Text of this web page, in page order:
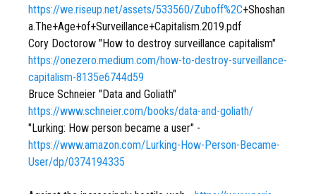
https://we.riseup.net/assets/533560/Zuboff%2C+Shoshan
a.The+Age+of+Surveillance+Capitalism.2019.pdf
Cory Doctorow "How to destroy surveillance capitalism"
https://onezero.medium.com/how-to-destroy-surveillance-
capitalism-8135e6744d59
Bruce Schneier "Data and Goliath"
https://www.schneier.com/books/data-and-goliath/
"Lurking: How person became a user" -
https://www.amazon.com/Lurking-How-Person-Became-
User/dp/0374194335